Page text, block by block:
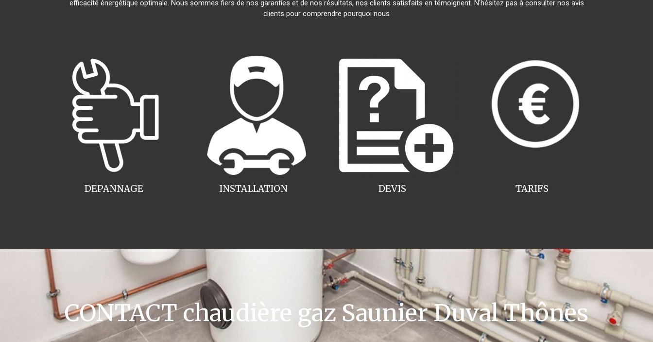
efficacité énergétique optimale. Nous sommes fiers de nos garanties et de nos résultats, nos clients satisfaits en témoignent. N'hésitez pas à consulter nos avis
clients pour comprendre pourquoi nous
INSTALLATION
DEPANNAGE TARIFS
DEVIS
CONTACT chaudière gaz Saunier Duval Thônes